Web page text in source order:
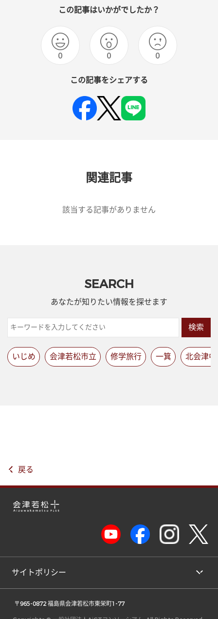
この記事はいかがでしたか？
0 0 0
この記事をシェアする
関連記事
該当する記事がありません
SEARCH
あなたが知りたい情報を探せます
検索
いじめ 会津若松市立 修学旅行 一箕 北会津中
戻る
サイトポリシー
〒965-0872 福島県会津若松市東栄町1-77